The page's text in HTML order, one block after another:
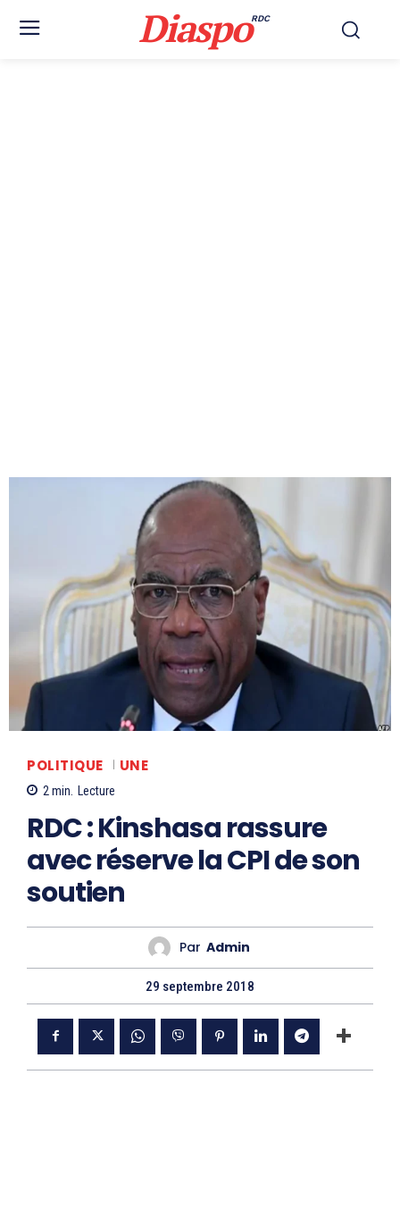
DiaspoRDC
POLITIQUE UNE
2min. Lecture
RDC : Kinshasa rassure
avec réserve la CPI de son
soutien
Par Admin
29 septembre 2018